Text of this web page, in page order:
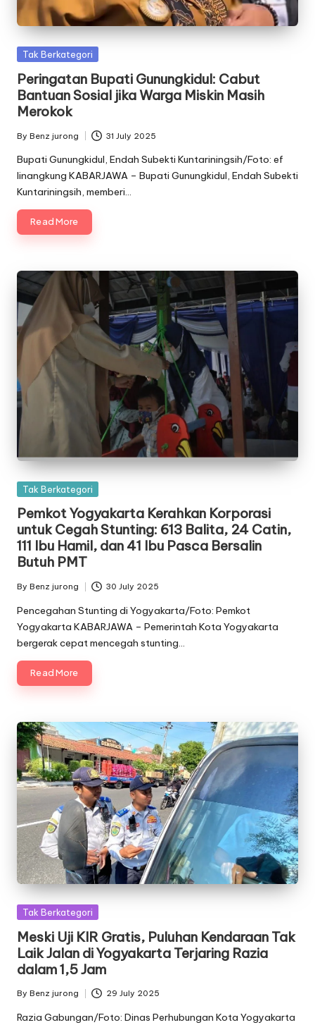
Posted
Tak Berkategori
Peringatan Bupati Gunungkidul: Cabut
Bantuan Sosial jika Warga Miskin Masih
Merokok
Posted
by
By Benz jurong 31 July 2025
Bupati Gunungkidul, Endah Subekti Kuntariningsih/Foto: ef
linangkung KABARJAWA – Bupati Gunungkidul, Endah Subekti
Kuntariningsih, memberi…
Read More
Posted
Tak Berkategori
Pemkot Yogyakarta Kerahkan Korporasi
untuk Cegah Stunting: 613 Balita, 24 Catin,
111 Ibu Hamil, dan 41 Ibu Pasca Bersalin
Butuh PMT
Posted
by
By Benz jurong 30 July 2025
Pencegahan Stunting di Yogyakarta/Foto: Pemkot
Yogyakarta KABARJAWA – Pemerintah Kota Yogyakarta
bergerak cepat mencegah stunting…
Read More
Posted
Tak Berkategori
Meski Uji KIR Gratis, Puluhan Kendaraan Tak
Laik Jalan di Yogyakarta Terjaring Razia
dalam 1,5 Jam
Posted
by
By Benz jurong 29 July 2025
Razia Gabungan/Foto: Dinas Perhubungan Kota Yogyakarta